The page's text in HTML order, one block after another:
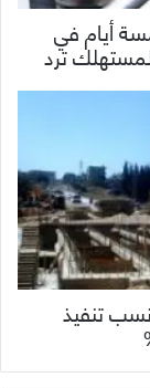
أيام في
ترد
تنفيذ